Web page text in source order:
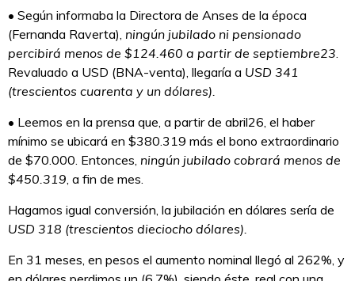
• Según informaba la Directora de Anses de la época
(Fernanda Raverta), ningún jubilado ni pensionado
percibirá menos de $124.460 a partir de septiembre23.
Revaluado a USD (BNA-venta), llegaría a USD 341
(trescientos cuarenta y un dólares).
• Leemos en la prensa que, a partir de abril26, el haber
mínimo se ubicará en $380.319 más el bono extraordinario
de $70.000. Entonces, ningún jubilado cobrará menos de
$450.319, a fin de mes.
Hagamos igual conversión, la jubilación en dólares sería de
USD 318 (trescientos dieciocho dólares).
En 31 meses, en pesos el aumento nominal llegó al 262%, y